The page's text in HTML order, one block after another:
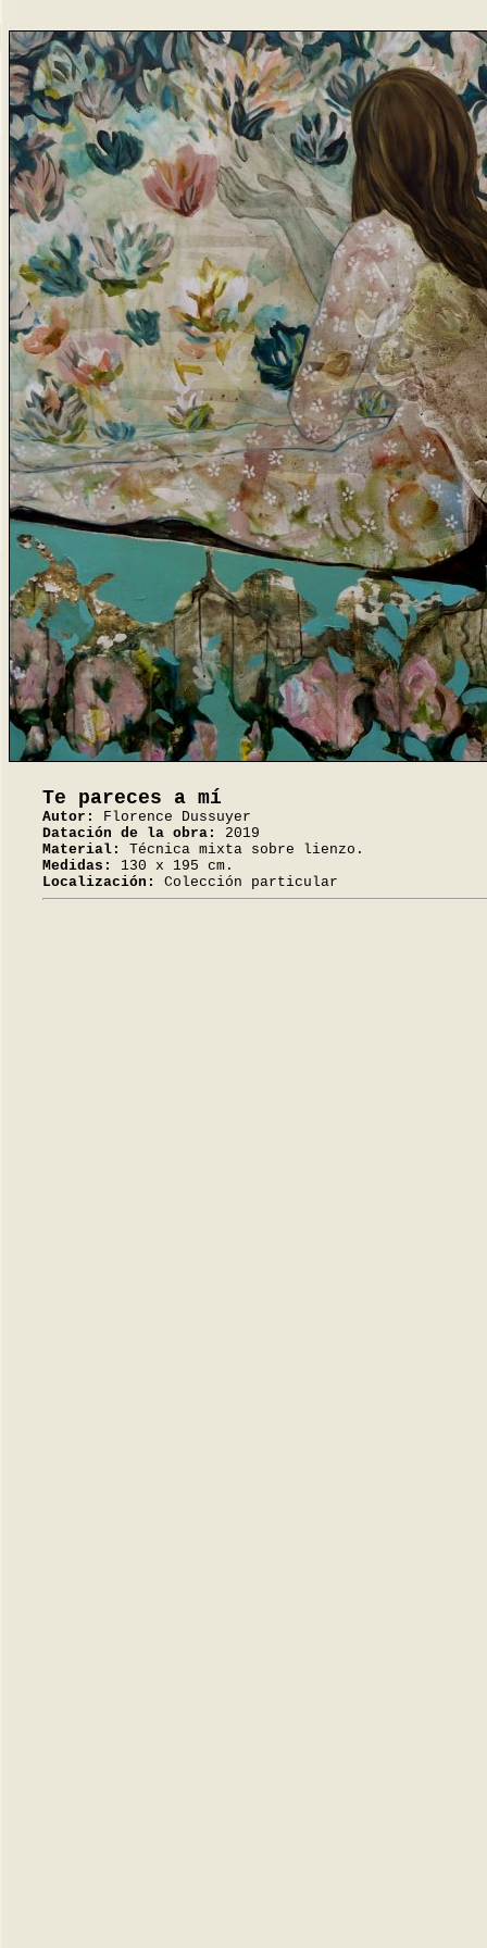
Te pareces a mí
Autor:
Florence Dussuyer
Datación de la obra:
2019
Material:
Técnica mixta sobre lienzo.
Medidas:
130 x 195 cm.
Localización:
Colección particular